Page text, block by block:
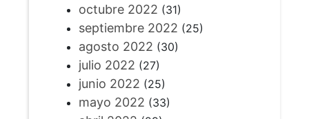
octubre 2022 (31)
septiembre 2022 (25)
agosto 2022 (30)
julio 2022 (27)
junio 2022 (25)
mayo 2022 (33)